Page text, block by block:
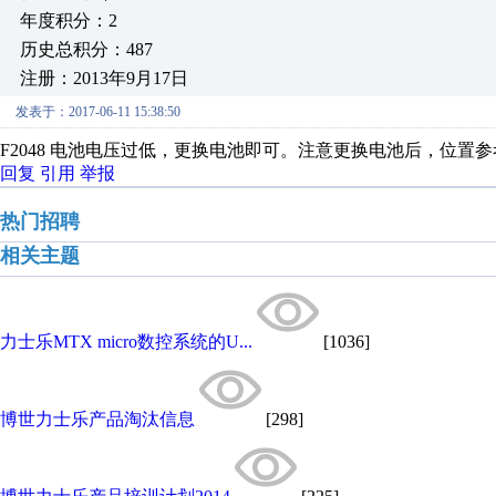
年度积分：2
历史总积分：487
注册：2013年9月17日
发表于：2017-06-11 15:38:50
F2048 电池电压过低，更换电池即可。注意更换电池后，位置
回复 引用 举报
热门招聘
相关主题
力士乐MTX micro数控系统的U... [1036]
博世力士乐产品淘汰信息 [298]